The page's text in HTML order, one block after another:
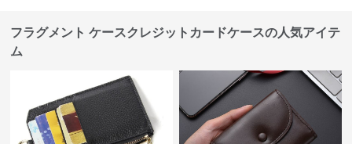
フラグメント ケースクレジットカードケースの人気アイテ
ム